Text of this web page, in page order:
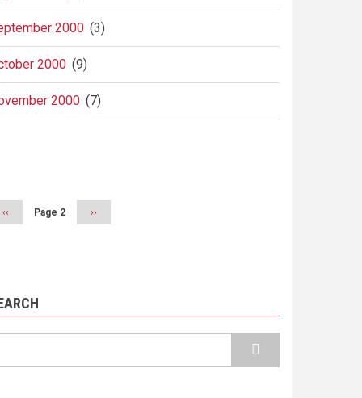
2000 (3)
2000 (9)
2000 (7)
Previous
page
‹‹ Page 2
Next
page
››